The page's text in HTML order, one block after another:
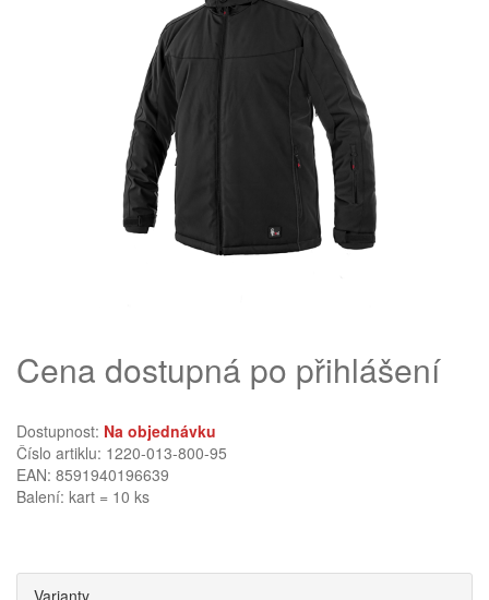
Cena dostupná po přihlášení
Dostupnost: Na objednávku
Číslo artiklu: 1220-013-800-95
EAN: 8591940196639
Balení: kart = 10 ks
Varianty